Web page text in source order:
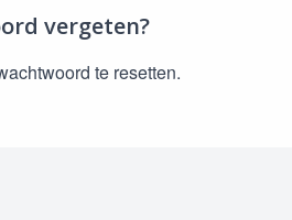
vergeten?
te resetten.